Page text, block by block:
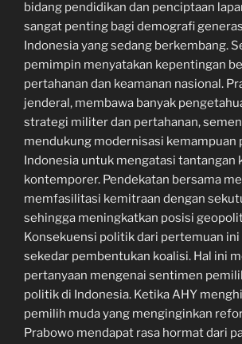
bidang pendidikan dan penciptaan
sangat penting bagi demografi
Indonesia yang sedang berkembang.
pemimpin menyatakan kepentingan
pertahanan dan keamanan nasional.
jenderal, membawa banyak
strategi militer dan pertahanan,
mendukung modernisasi kemampuan
Indonesia untuk mengatasi tantangan
kontemporer. Pendekatan bersama
memfasilitasi kemitraan dengan
sehingga meningkatkan posisi
Konsekuensi politik dari pertemuan ini
sekedar pembentukan koalisi. Hal ini
pertanyaan mengenai sentimen
politik di Indonesia. Ketika AHY
pemilih muda yang menginginkan
Prabowo mendapat rasa hormat dari